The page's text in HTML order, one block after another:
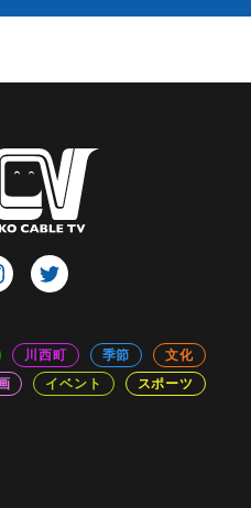
川西町 季節
文化
イベント
スポーツ